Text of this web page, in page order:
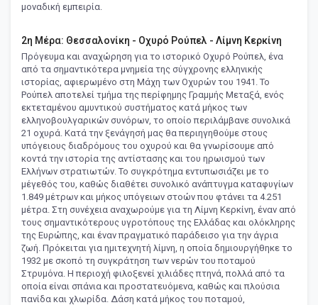
μοναδική εμπειρία.
2η Μέρα: Θεσσαλονίκη - Οχυρό Ρούπελ - Λίμνη Κερκίνη
Πρόγευμα και αναχώρηση για το ιστορικό Οχυρό Ρούπελ, ένα
από τα σημαντικότερα μνημεία της σύγχρονης ελληνικής
ιστορίας, αφιερωμένο στη Μάχη των Οχυρών του 1941. Το
Ρούπελ αποτελεί τμήμα της περίφημης Γραμμής Μεταξά, ενός
εκτεταμένου αμυντικού συστήματος κατά μήκος των
ελληνοβουλγαρικών συνόρων, το οποίο περιλάμβανε συνολικά
21 οχυρά. Κατά την ξενάγησή μας θα περιηγηθούμε στους
υπόγειους διαδρόμους του οχυρού και θα γνωρίσουμε από
κοντά την ιστορία της αντίστασης και του ηρωισμού των
Ελλήνων στρατιωτών. Το συγκρότημα εντυπωσιάζει με το
μέγεθός του, καθώς διαθέτει συνολικό ανάπτυγμα καταφυγίων
1.849 μέτρων και μήκος υπόγειων στοών που φτάνει τα 4.251
μέτρα. Στη συνέχεια αναχωρούμε για τη Λίμνη Κερκίνη, έναν από
τους σημαντικότερους υγροτόπους της Ελλάδας και ολόκληρης
της Ευρώπης, και έναν πραγματικό παράδεισο για την άγρια
ζωή. Πρόκειται για ημιτεχνητή λίμνη, η οποία δημιουργήθηκε το
1932 με σκοπό τη συγκράτηση των νερών του ποταμού
Στρυμόνα. Η περιοχή φιλοξενεί χιλιάδες πτηνά, πολλά από τα
οποία είναι σπάνια και προστατευόμενα, καθώς και πλούσια
πανίδα και χλωρίδα. Δάση κατά μήκος του ποταμού,